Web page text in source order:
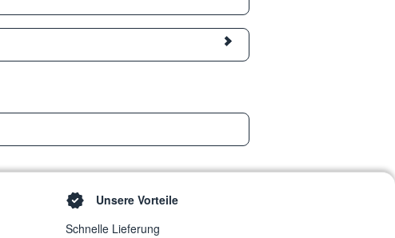
Unsere Vorteile
Schnelle Lieferung